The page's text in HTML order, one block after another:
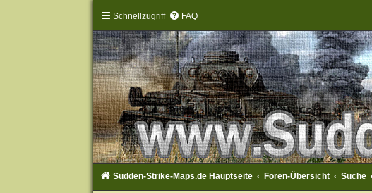
Schnellzugriff FAQ
Sudden-Strike-Maps.de Hauptseite Foren-Übersicht Suche